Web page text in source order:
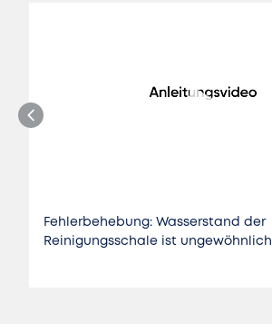
Fehlerbehebung: Wasserstand der
Reinigungsschale ist ungewöhnlich